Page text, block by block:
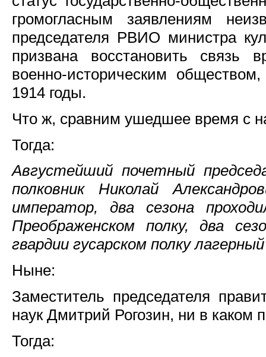
громогласным заявлениям
председателя РВИО министра
призвана восстановить связь
военно-историческим
1914 годы.
Что ж, сравним ушедшее время с
Тогда:
Августейший почетный
полковник Николай
император, два сезона
Преображенском полку, два
гвардии гусарском полку
Ныне:
Заместитель председателя
наук Дмитрий Рогозин, ни в каком
Тогда: